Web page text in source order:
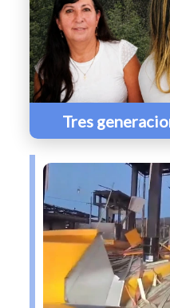
Tres
helicóptero